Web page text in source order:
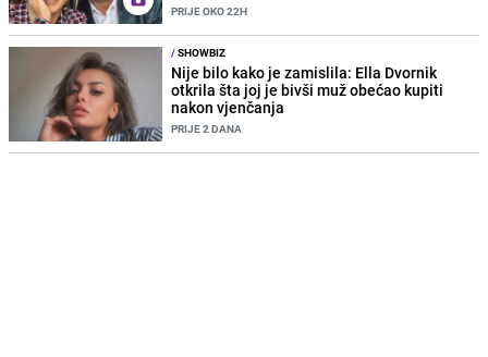
PRIJE OKO 22H
/SHOWBIZ
Nije bilo kako je zamislila: Ella Dvornik
otkrila šta joj je bivši muž obećao kupiti
nakon vjenčanja
PRIJE 2 DANA